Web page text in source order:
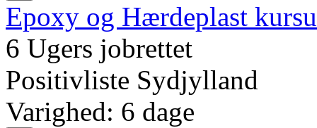
Epoxy og Hærdeplast
6 Ugers jobrettet
Positivliste Sydjylland
Varighed: 6 dage